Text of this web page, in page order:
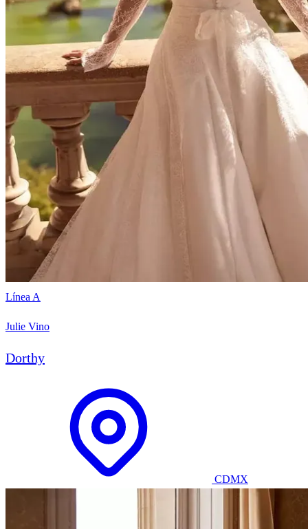
Línea A
Julie Vino
Dorthy
CDMX